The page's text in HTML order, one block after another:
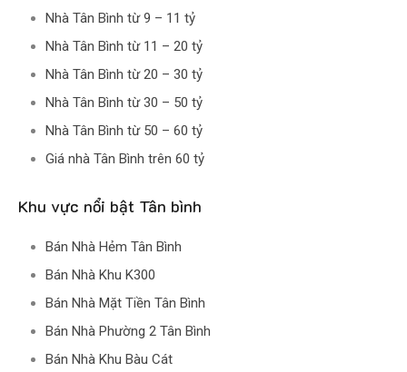
Nhà Tân Bình từ 9 – 11 tỷ
Nhà Tân Bình từ 11 – 20 tỷ
Nhà Tân Bình từ 20 – 30 tỷ
Nhà Tân Bình từ 30 – 50 tỷ
Nhà Tân Bình từ 50 – 60 tỷ
Giá nhà Tân Bình trên 60 tỷ
Khu vực nổi bật Tân bình
Bán Nhà Hẻm Tân Bình
Bán Nhà Khu K300
Bán Nhà Mặt Tiền Tân Bình
Bán Nhà Phường 2 Tân Bình
Bán Nhà Khu Bàu Cát